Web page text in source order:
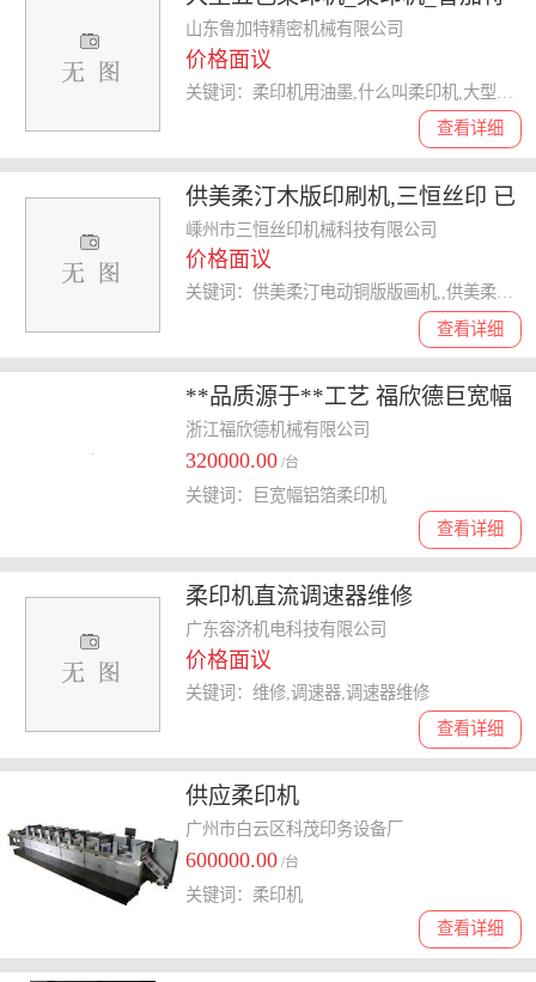
机械厂家
山东鲁加特精密机械有限公司
价格面议
查看详细
关键词：柔印机用油墨,什么叫柔印机,大型五色柔印机,柔印机
供美柔汀木版印刷机,三恒丝印 已
认证 ,供
嵊州市三恒丝印机械科技有限公司
价格面议
查看详细
关键词：供美柔汀电动铜版版画机,,供美柔汀小型铜版印刷机,供韩式铜版印刷机800×150,供
**品质源于**工艺 福欣德巨宽幅
铝箔柔印机---致富印刷设备
浙江福欣德机械有限公司
320000.00 /台
查看详细
关键词：巨宽幅铝箔柔印机
柔印机直流调速器维修
广东容济机电科技有限公司
价格面议
查看详细
关键词：维修,调速器,调速器维修
供应柔印机
广州市白云区科茂印务设备厂
600000.00 /台
查看详细
关键词：柔印机